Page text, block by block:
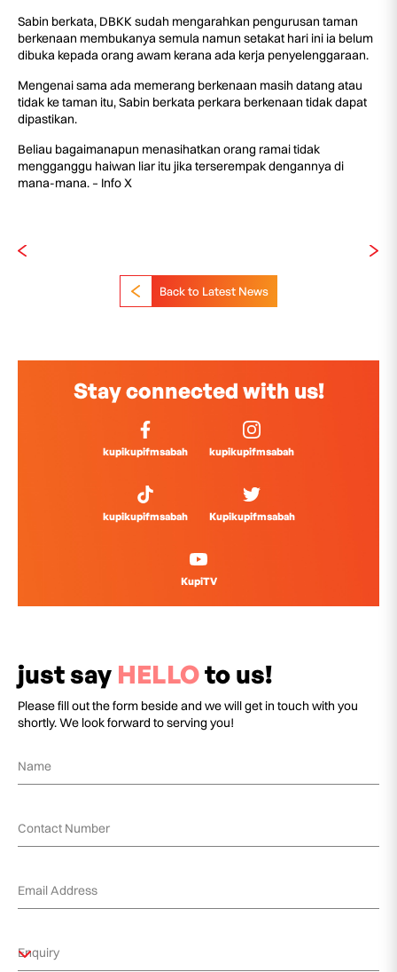
Sabin berkata, DBKK sudah mengarahkan pengurusan taman
berkenaan membukanya semula namun setakat hari ini ia belum
dibuka kepada orang awam kerana ada kerja penyelenggaraan.
Mengenai sama ada memerang berkenaan masih datang atau
tidak ke taman itu, Sabin berkata perkara berkenaan tidak dapat
dipastikan.
Beliau bagaimanapun menasihatkan orang ramai tidak
mengganggu haiwan liar itu jika terserempak dengannya di
mana-mana. – Info X
Back to Latest News
Stay connected with us!
kupikupifmsabah kupikupifmsabah
kupikupifmsabah Kupikupifmsabah
KupiTV
just say HELLOto us!
Please fill out the form beside and we will get in touch with you
shortly. We look forward to serving you!